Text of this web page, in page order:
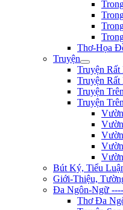
Thơ-Họa
Truyện
Truyện
Truyện
Truyện
Truyện
Bút Ký, Tiểu
Giới-Thiệu,
Đa Ngôn-Ngữ
Thơ Đa